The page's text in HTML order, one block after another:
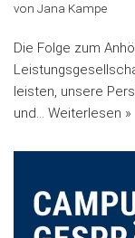
von Jana Kampe
Die Folge zum
leisten, unsere
und… Weiterlesen »